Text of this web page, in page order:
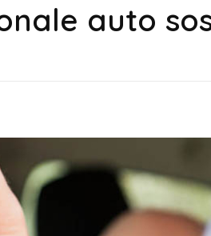
auto